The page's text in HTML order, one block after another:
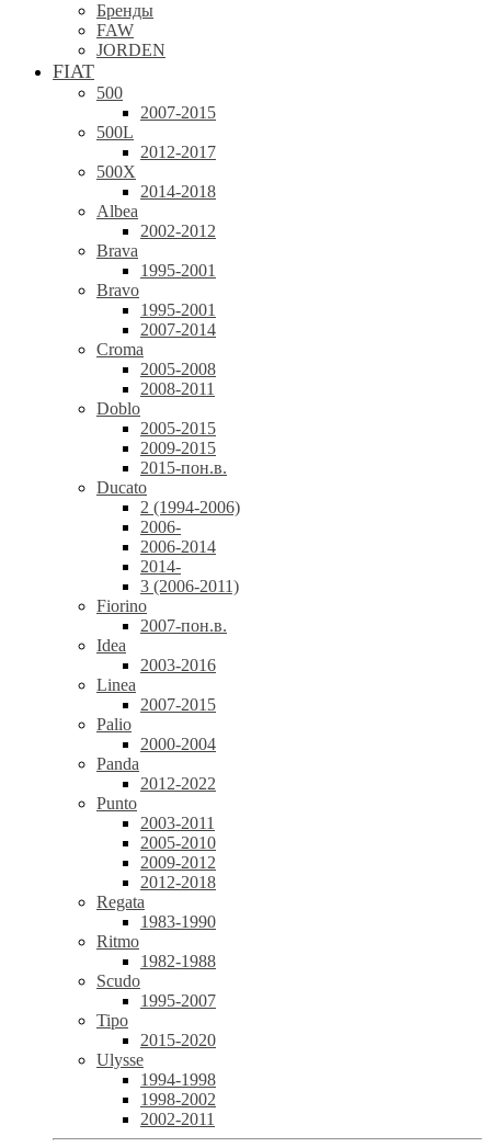
Бренды
FAW
JORDEN
FIAT
500
2007-2015
500L
2012-2017
500X
2014-2018
Albea
2002-2012
Brava
1995-2001
Bravo
1995-2001
2007-2014
Croma
2005-2008
2008-2011
Doblo
2005-2015
2009-2015
2015-пон.в.
Ducato
2 (1994-2006)
2006-
2006-2014
2014-
3 (2006-2011)
Fiorino
2007-пон.в.
Idea
2003-2016
Linea
2007-2015
Palio
2000-2004
Panda
2012-2022
Punto
2003-2011
2005-2010
2009-2012
2012-2018
Regata
1983-1990
Ritmo
1982-1988
Scudo
1995-2007
Tipo
2015-2020
Ulysse
1994-1998
1998-2002
2002-2011